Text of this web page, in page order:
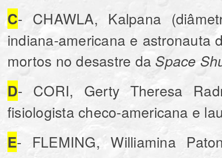
C- CHAWLA, Kalpana
indiana-americana e astronauta
mortos no desastre da Space
D- CORI, Gerty Theresa
fisiologista checo-americana e
E- FLEMING, Williamina